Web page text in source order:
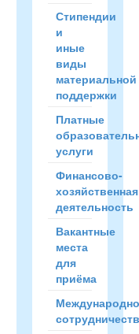
Стипендии
и
иные
виды
материальной
поддержки
Платные
услуги
Финансово-
хозяйственная
деятельность
Вакантные
места
для
приёма